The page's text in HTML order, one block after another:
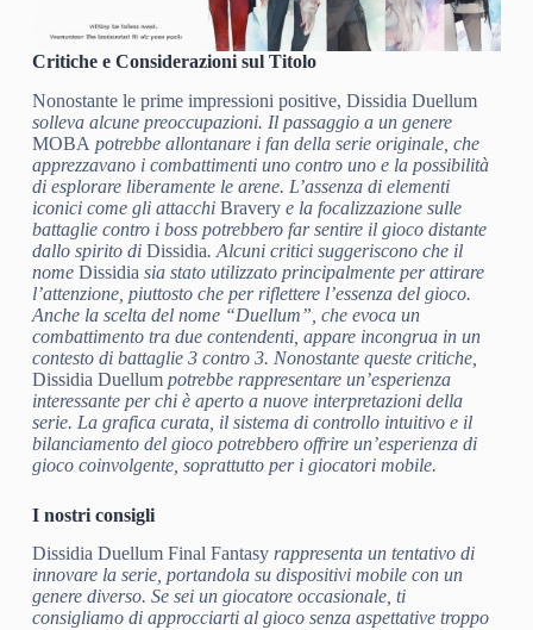
Critiche e Considerazioni sul Titolo
Nonostante le prime impressioni positive, Dissidia Duellum
solleva alcune preoccupazioni. Il passaggio a un genere
MOBA potrebbe allontanare i fan della serie originale, che
apprezzavano i combattimenti uno contro uno e la possibilità
di esplorare liberamente le arene. L’assenza di elementi
iconici come gli attacchi Braverye la focalizzazione sulle
battaglie contro i boss potrebbero far sentire il gioco distante
dallo spirito di Dissidia. Alcuni critici suggeriscono che il
nome Dissidia sia stato utilizzato principalmente per attirare
l’attenzione, piuttosto che per riflettere l’essenza del gioco.
Anche la scelta del nome “Duellum”, che evoca un
combattimento tra due contendenti, appare incongrua in un
contesto di battaglie 3 contro 3. Nonostante queste critiche,
Dissidia Duellumpotrebbe rappresentare un’esperienza
interessante per chi è aperto a nuove interpretazioni della
serie. La grafica curata, il sistema di controllo intuitivo e il
bilanciamento del gioco potrebbero offrire un’esperienza di
gioco coinvolgente, soprattutto per i giocatori mobile.
I nostri consigli
Dissidia Duellum Final Fantasyrappresenta un tentativo di
innovare la serie, portandola su dispositivi mobile con un
genere diverso. Se sei un giocatore occasionale, ti
consigliamo di approcciarti al gioco senza aspettative troppo